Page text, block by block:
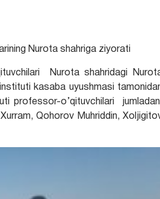
Nurota shahriga ziyorati
Nurota shahridagi
kasaba uyushmasi
professor-o’qituvchilari
jumladan
Qohorov Muhriddin,